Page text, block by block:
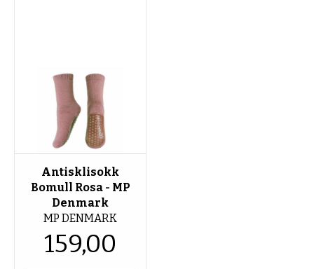
Antisklisokk
Bomull Rosa - MP
Denmark
MP DENMARK
159,00